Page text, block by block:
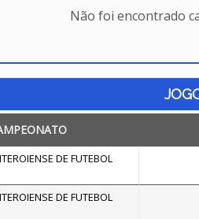
Não foi encontrado
DE FUTEBOL
DE FUTEBOL